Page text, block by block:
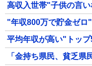
高収入世帯"子供の言
"年収800万で貯金ゼロ
平均年収が高い"トッ
「金持ち県民、貧乏県